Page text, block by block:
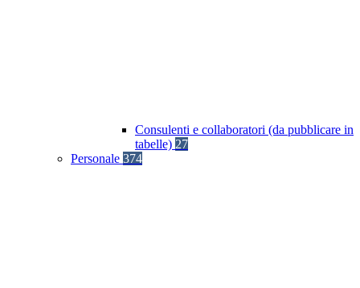
Consulenti e collaboratori (da pubblicare in
tabelle) 27
Personale 374